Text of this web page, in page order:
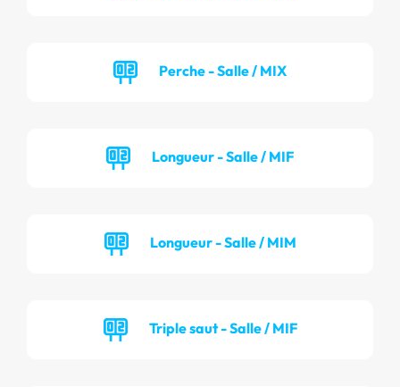
Perche - Salle / MIX
Longueur - Salle / MIF
Longueur - Salle / MIM
Triple saut - Salle / MIF